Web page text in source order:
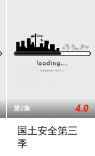
第2集 4.0
国土安全第三
季